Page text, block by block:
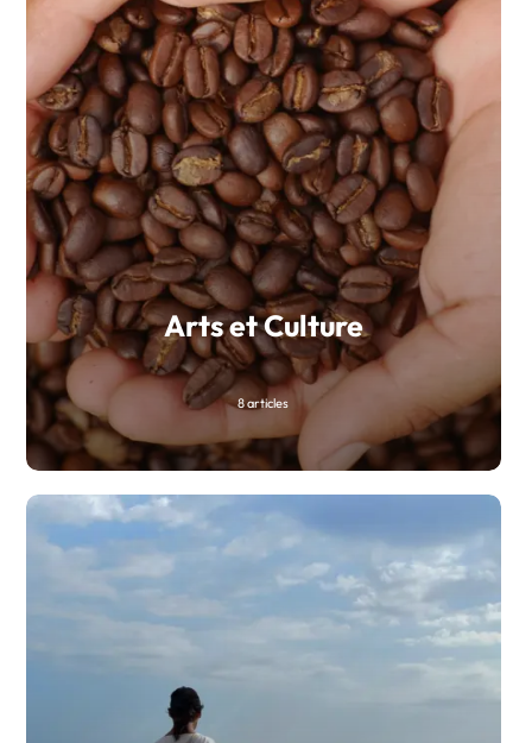
Arts et Culture
8 articles